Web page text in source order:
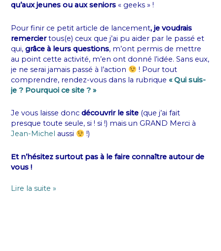
qu’aux jeunes ou aux seniors « geeks » !
Pour finir ce petit article de lancement, je voudrais
remerciertous(e) ceux que j’ai pu aider par le passé et
qui,grâce à leurs questions, m’ont permis de mettre
au point cette activité, m’en ont donné l’idée. Sans eux,
je ne serai jamais passé à l’action
! Pour tout
comprendre, rendez-vous dans la rubrique« Qui suis-
je ? Pourquoi ce site ? »
Je vous laisse donc découvrir le site (que j’ai fait
presque toute seule, si ! si !) mais un GRAND Merci à
Jean-Michel aussi !)
Et n’hésitez surtout pas à le faire connaître autour de
vous !
Lire la suite »